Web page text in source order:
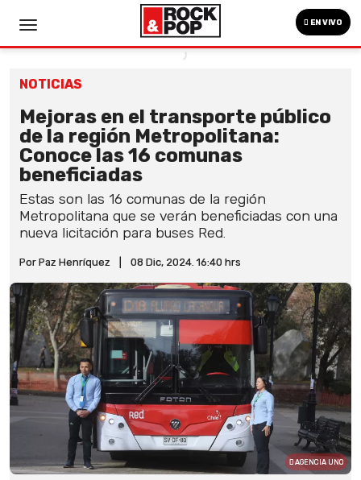
EN VIVO
NOTICIAS
Mejoras en el transporte público
de la región Metropolitana:
Conoce las 16 comunas
beneficiadas
Estas son las 16 comunas de la región
Metropolitana que se verán beneficiadas con una
nueva licitación para buses Red.
Por Paz Henríquez 08 Dic, 2024. 16:40 hrs
AGENCIA UNO